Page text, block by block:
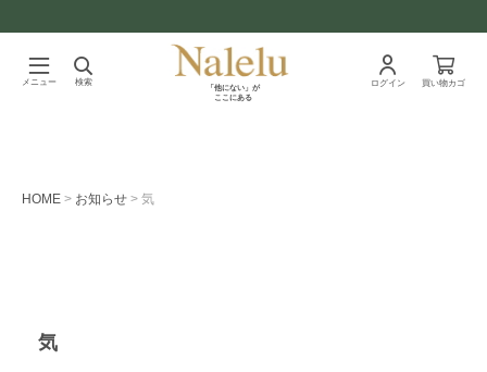
メニュー 検索
「他にない」が
ここにある
ログイン 買い物カゴ
HOME お知らせ 気
気